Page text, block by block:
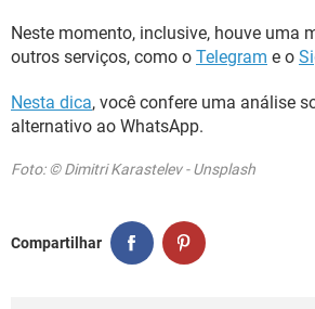
Neste momento, inclusive, houve uma
outros serviços, como o Telegram e o
Nesta dica, você confere uma análise
alternativo ao WhatsApp.
Foto: © Dimitri Karastelev - Unsplash
Compartilhar